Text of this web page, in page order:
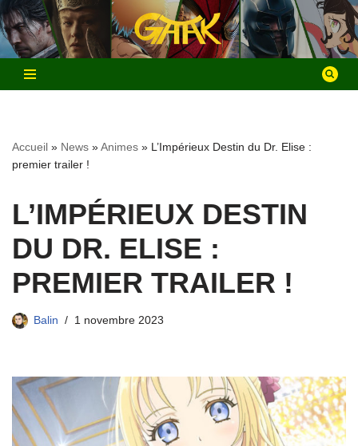
Aller
au
contenu
Accueil » News »Animes » L’Impérieux Destin du Dr. Elise :
premier trailer !
L’IMPÉRIEUX DESTIN
DU DR. ELISE :
PREMIER TRAILER !
Balin 1 novembre 2023